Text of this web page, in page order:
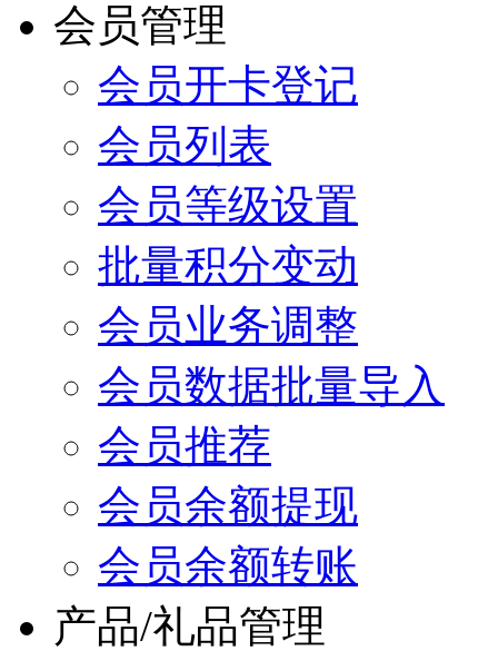
会员管理
会员开卡登记
会员列表
会员等级设置
批量积分变动
会员业务调整
会员数据批量导入
会员推荐
会员余额提现
会员余额转账
产品/礼品管理